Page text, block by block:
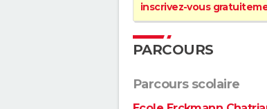
inscrivez-vous
PARCOURS
Parcours scolaire